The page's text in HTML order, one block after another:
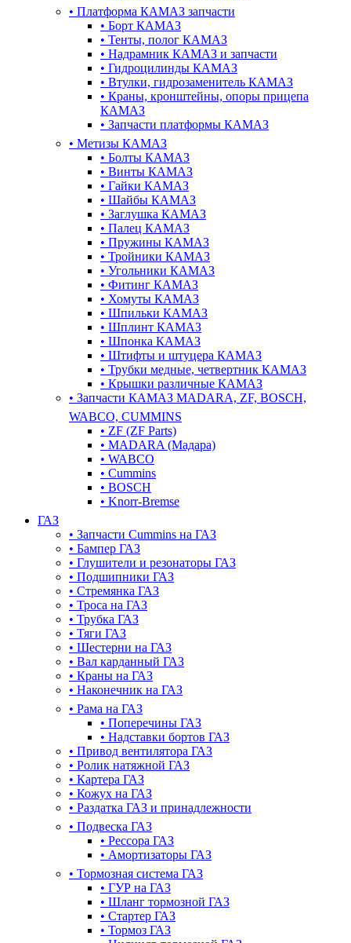
• Платформа КАМАЗ запчасти
• Борт КАМАЗ
• Тенты, полог КАМАЗ
• Надрамник КАМАЗ и запчасти
• Гидроцилинды КАМАЗ
• Втулки, гидрозаменитель КАМАЗ
• Краны, кронштейны, опоры прицепа
КАМАЗ
• Запчасти платформы КАМАЗ
• Метизы КАМАЗ
• Болты КАМАЗ
• Винты КАМАЗ
• Гайки КАМАЗ
• Шайбы КАМАЗ
• Заглушка КАМАЗ
• Палец КАМАЗ
• Пружины КАМАЗ
• Тройники КАМАЗ
• Угольники КАМАЗ
• Фитинг КАМАЗ
• Хомуты КАМАЗ
• Шпильки КАМАЗ
• Шплинт КАМАЗ
• Шпонка КАМАЗ
• Штифты и штуцера КАМАЗ
• Трубки медные, четвертник КАМАЗ
• Крышки различные КАМАЗ
• Запчасти КАМАЗ MADARA, ZF, BOSCH,
WABCO, CUMMINS
• ZF (ZF Parts)
• MADARA (Мадара)
• WABCO
• Cummins
• BOSCH
• Knorr-Bremse
ГАЗ
• Запчасти Cummins на ГАЗ
• Бампер ГАЗ
• Глушители и резонаторы ГАЗ
• Подшипники ГАЗ
• Стремянка ГАЗ
• Троса на ГАЗ
• Трубка ГАЗ
• Тяги ГАЗ
• Шестерни на ГАЗ
• Вал карданный ГАЗ
• Краны на ГАЗ
• Наконечник на ГАЗ
• Рама на ГАЗ
• Поперечины ГАЗ
• Надставки бортов ГАЗ
• Привод вентилятора ГАЗ
• Ролик натяжной ГАЗ
• Картера ГАЗ
• Кожух на ГАЗ
• Раздатка ГАЗ и принадлежности
• Подвеска ГАЗ
• Рессора ГАЗ
• Амортизаторы ГАЗ
• Тормозная система ГАЗ
• ГУР на ГАЗ
• Шланг тормозной ГАЗ
• Стартер ГАЗ
• Тормоз ГАЗ